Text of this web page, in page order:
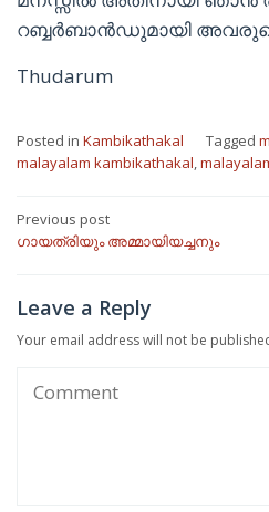
റബ്ബർബാൻഡുമായി
Thudarum
Posted in Kambikathakal Tagged
malayalam kambikathakal,
Post
navigation
Previous post
ഗായത്രിയും അമ്മായിയച്ചനും
Leave a Reply
Your email address will not be